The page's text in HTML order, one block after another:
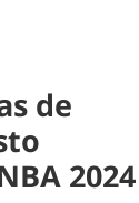
de
2024